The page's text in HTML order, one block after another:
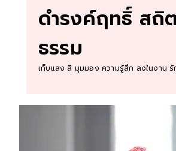
ดำรงค์ฤทธิ์ สถิ
ธรรม
เก็บแสง สี มุมมอง ความรู้สึก ลงในงาน รั